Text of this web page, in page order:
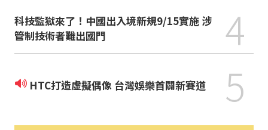
科技監獄來了！中國出入境新規9/15實施 涉
管制技術者難出國門
4
HTC打造虛擬偶像 台灣娛樂首闢新賽道 5